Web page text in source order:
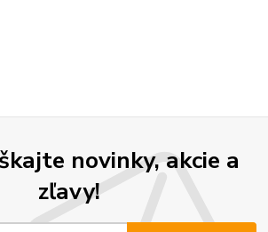
novinky, akcie a
zľavy!